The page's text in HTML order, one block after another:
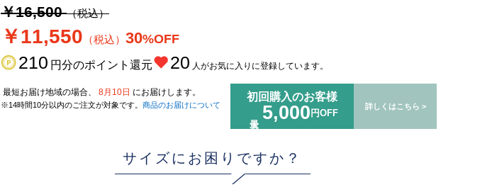
￥16,500（税込）
￥11,550 （税込） 30%OFF
210 円分のポイント還元 20 人がお気に入りに登録しています。
最短お届け地域の場合、 8月10日 にお届けします。
※14時間10分以内のご注文が対象です。 商品のお届けについて
初回購入のお客様
5,000円OFF
詳しくはこちら >
サイズにお困りですか？